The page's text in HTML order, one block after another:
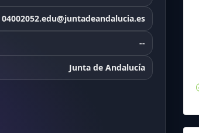
04002052.edu@juntadeandalucia.es
--
Junta de Andalucía